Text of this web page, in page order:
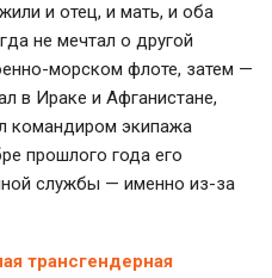
и отец, и мать, и оба
не мечтал о другой
морском флоте, затем —
в Ираке и Афганистане,
командиром экипажа
прошлого года его
службы — именно из-за
трансгендерная